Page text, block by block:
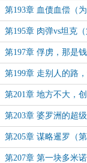
订阅）
第193章 血债血偿（
加更）
第195章 肉弹vs坦克
订阅）
第197章 俘虏，那是
更，求订阅）
第199章 走别人的路
可走（第四更，求订阅
第201章 地方不大，
一更，求订阅）
第203章 婆罗洲的超
更，求订阅）
第205章 谋略暹罗（
阅）
第207章 第一块多米